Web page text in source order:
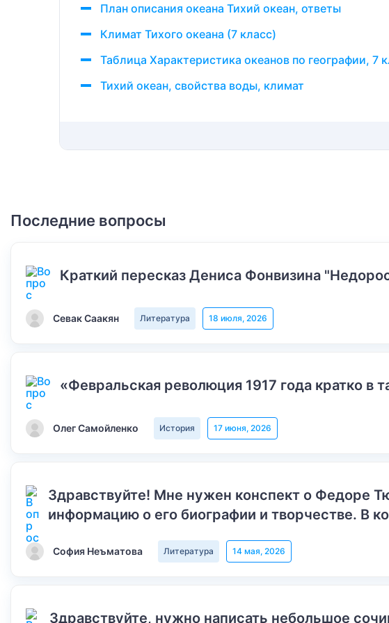
План описания океана Тихий океан, ответы
Климат Тихого океана (7 класс)
Таблица Характеристика океанов по географии, 7
Тихий океан, свойства воды, климат
Последние вопросы
Краткий пересказ Дениса Фонвизина
Севак Саакян Литература 18 июля, 2026
«Февральская революция 1917 года кратко в
Олег Самойленко История 17 июня, 2026
Здравствуйте! Мне нужен конспект о Федоре
информацию о его биографии и творчестве. В
София Неъматова Литература 14 мая, 2026
Здравствуйте, нужно написать небольшое